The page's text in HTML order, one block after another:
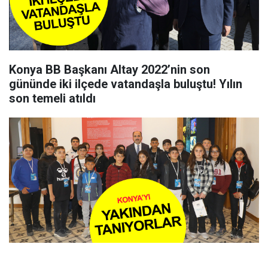
Konya BB Başkanı Altay 2022’nin son
gününde iki ilçede vatandaşla buluştu! Yılın
son temeli atıldı